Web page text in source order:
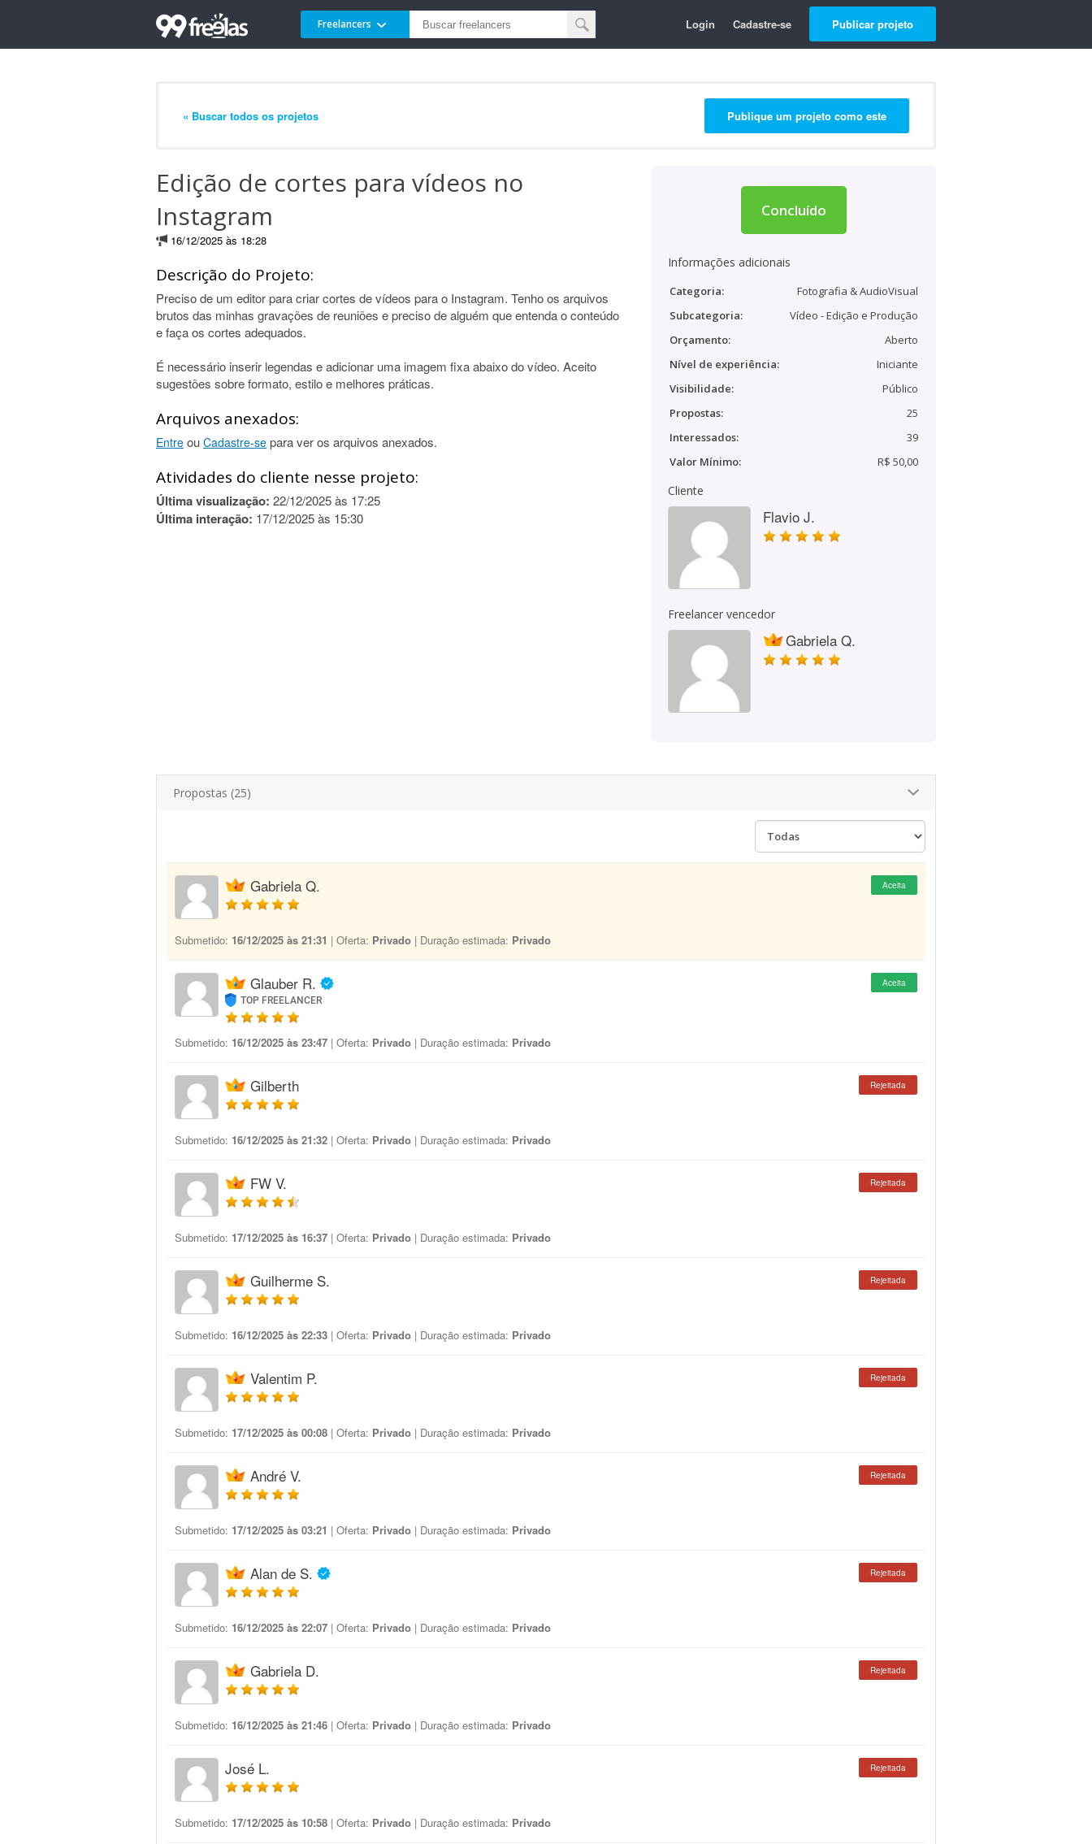
Freelancers Login Cadastre-se Publicar projeto
« Buscar todos os projetos Publique um projeto como este
Edição de cortes para vídeos no
Instagram
16/12/2025 às 18:28
Descrição do Projeto:
Preciso de um editor para criar cortes de vídeos para o Instagram. Tenho os arquivos
brutos das minhas gravações de reuniões e preciso de alguém que entenda o conteúdo
e faça os cortes adequados.
É necessário inserir legendas e adicionar uma imagem fixa abaixo do vídeo. Aceito
sugestões sobre formato, estilo e melhores práticas.
Arquivos anexados:
Entre ou Cadastre-se para ver os arquivos anexados.
Atividades do cliente nesse projeto:
Última visualização: 22/12/2025 às 17:25
Última interação: 17/12/2025 às 15:30
Concluído
Informações adicionais
Categoria:
Fotografia & AudioVisual
Subcategoria:
Vídeo - Edição e Produção
Orçamento:
Aberto
Nível de experiência:
Iniciante
Visibilidade:
Público
Propostas:
25
Interessados:
39
Valor Mínimo:
R$ 50,00
Cliente
Flavio J.
Freelancer vencedor
Gabriela Q.
Propostas (25)
Gabriela Q. Aceita
Submetido: 16/12/2025 às 21:31 | Oferta: Privado | Duração estimada: Privado
Glauber R.
TOP FREELANCER
Aceita
Submetido: 16/12/2025 às 23:47 | Oferta: Privado | Duração estimada: Privado
Gilberth Rejeitada
Submetido: 16/12/2025 às 21:32 | Oferta: Privado | Duração estimada: Privado
FW V. Rejeitada
Submetido: 17/12/2025 às 16:37 | Oferta: Privado | Duração estimada: Privado
Guilherme S. Rejeitada
Submetido: 16/12/2025 às 22:33 | Oferta: Privado | Duração estimada: Privado
Valentim P. Rejeitada
Submetido: 17/12/2025 às 00:08 | Oferta: Privado | Duração estimada: Privado
André V. Rejeitada
Submetido: 17/12/2025 às 03:21 | Oferta: Privado | Duração estimada: Privado
Alan de S. Rejeitada
Submetido: 16/12/2025 às 22:07 | Oferta: Privado | Duração estimada: Privado
Gabriela D. Rejeitada
Submetido: 16/12/2025 às 21:46 | Oferta: Privado | Duração estimada: Privado
José L. Rejeitada
Submetido: 17/12/2025 às 10:58 | Oferta: Privado | Duração estimada: Privado